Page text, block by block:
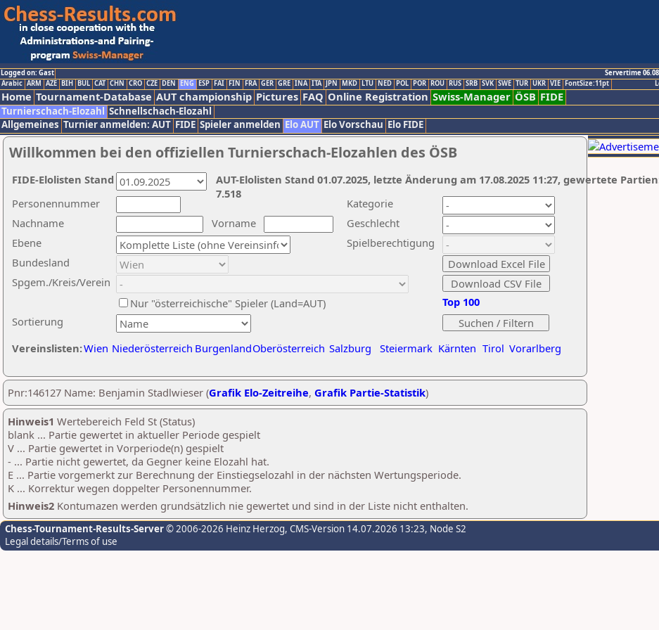
Logged on: Gast
Servertime
Arabic ARM AZE BIH BUL CAT CHN CRO CZE DEN ENG ESP FAI FIN FRA GER GRE INA ITA JPN MKD LTU NED POL POR ROU RUS SRB SVK SWE TUR UKR VIE FontSize:11pt
Home Tournament-Database AUT championship Pictures FAQ Online Registration Swiss-Manager ÖSB FIDE
Turnierschach-Elozahl Schnellschach-Elozahl
Allgemeines Turnier anmelden: AUT FIDE Spieler anmelden Elo AUT Elo Vorschau Elo FIDE
Willkommen bei den offiziellen Turnierschach-Elozahlen des ÖSB
Nachname
Vorname
Ebene
Kategorie
Sortierung
Personennummer
Bundesland
Spgem./Kreis/Verein
Geschlecht
Nur "österreichische" Spieler (Land=AUT)
Spielberechtigung
Vereinslisten:Wien Niederösterreich BurgenlandOberösterreich Salzburg Steiermark Kärnten Tirol Vorarlberg
Top 100
AUT-Elolisten Stand 01.07.2025, letzte Änderung am 17.08.2025 11:27, gewertete
7.518
FIDE-Elolisten Stand
Pnr:146127 Name: Benjamin Stadlwieser (Grafik Elo-Zeitreihe, Grafik Partie-Statistik)
Hinweis1 Wertebereich Feld St (Status)
blank ... Partie gewertet in aktueller Periode gespielt
V ... Partie gewertet in Vorperiode(n) gespielt
- ... Partie nicht gewertet, da Gegner keine Elozahl hat.
E ... Partie vorgemerkt zur Berechnung der Einstiegselozahl in der nächsten Wertungsperiode.
K ... Korrektur wegen doppelter Personennummer.
Hinweis2 Kontumazen werden grundsätzlich nie gewertet und sind in der Liste nicht enthalten.
Chess-Tournament-Results-Server© 2006-2026 Heinz Herzog, CMS-Version 14.07.2026 13:23, Node S2
Legal details/Terms of use